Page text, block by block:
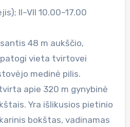
II–VII 10.00–17.00
48 m aukščio,
vieta tvirtovei
medinė pilis.
apie 320 m gynybinė
Yra išlikusios pietinio
bokštas, vadinamas